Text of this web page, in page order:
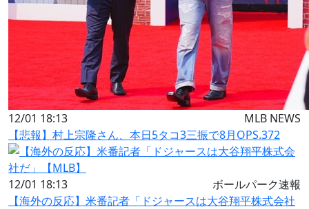
12/01 18:13
MLB NEWS
【悲報】村上宗隆さん、本日5タコ3三振で8月OPS.372
12/01 18:13
ボールパーク速報
【海外の反応】米番記者「ドジャースは大谷翔平株式会社